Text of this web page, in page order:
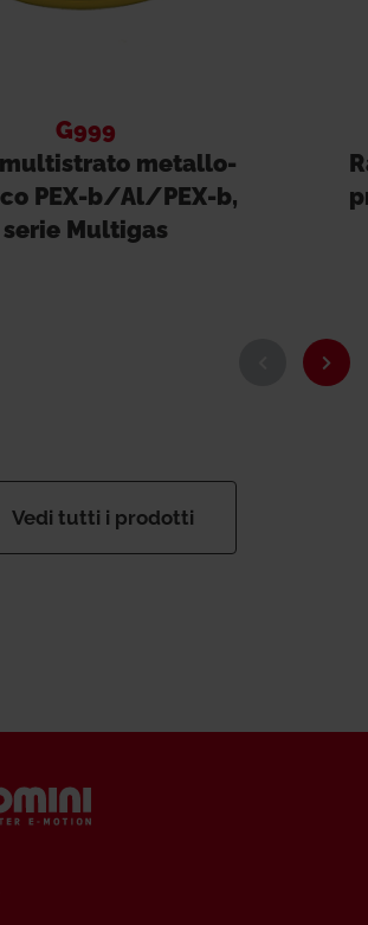
G999
metallo-
PEX-b/Al/PEX-b,
serie Multigas
Vedi tutti i prodotti